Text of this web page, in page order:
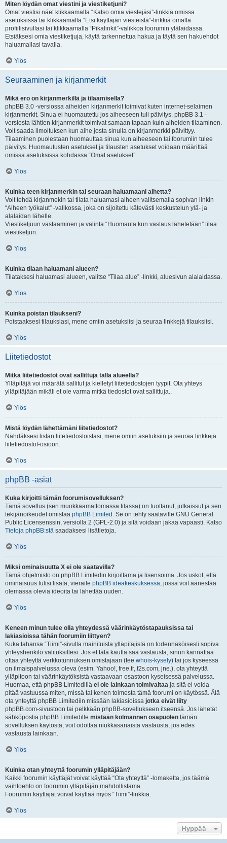
Miten löydän omat viestini ja viestiketjuni?
Omat viestisi näet klikkaamalla “Katso omia viestejäsi”-linkkiä omissa
asetuksissa tai klikkaamalla “Etsi käyttäjän viesteistä”-linkkiä omalla
profiilisivullasi tai klikkaamalla “Pikalinkit”-valikkoa foorumin ylälaidassa.
Etsiäksesi omia viestiketjuja, käytä tarkennettua hakua ja täytä sen hakuehdot
haluamallasi tavalla.
Ylös
Seuraaminen ja kirjanmerkit
Mikä ero on kirjanmerkillä ja tilaamisella?
phpBB 3.0 -versiossa aiheiden kirjanmerkit toimivat kuten internet-selaimen
kirjanmerkit. Sinua ei huomautettu jos aiheeseen tuli päivitys. phpBB 3.1 -
versiosta lähtien kirjanmerkit toimivat samaan tapaan kuin aiheiden tilaaminen.
Voit saada ilmoituksen kun aihe josta sinulla on kirjanmerkki päivittyy.
Tilaaminen puolestaan huomauttaa sinua kun aiheeseen tai foorumiin tulee
päivitys. Huomautusten asetukset ja tilausten asetukset voidaan määrittää
omissa asetuksissa kohdassa “Omat asetukset”.
Ylös
Kuinka teen kirjanmerkin tai seuraan haluamaani aihetta?
Voit tehdä kirjanmekin tai tilata haluamasi aiheen valitsemalla sopivan linkin
“Aiheen työkalut” -valikossa, joka on sijoitettu kätevästi keskustelun ylä- ja
alalaidan lähelle.
Viestiketjuun vastaaminen ja valinta “Huomauta kun vastaus lähetetään” tilaa
viestiketjun.
Ylös
Kuinka tilaan haluamani alueen?
Tilataksesi haluamasi alueen, valitse “Tilaa alue” -linkki, aluesivun alalaidassa.
Ylös
Kuinka poistan tilaukseni?
Poistaaksesi tilauksiasi, mene omiin asetuksiisi ja seuraa linkkejä tilauksiisi.
Ylös
Liitetiedostot
Mitkä liitetiedostot ovat sallittuja tällä alueella?
Ylläpitäjä voi määrätä sallitut ja kielletyt liitetiedostojen tyypit. Ota yhteys
ylläpitäjään mikäli et ole varma mitkä tiedostot ovat sallittuja..
Ylös
Mistä löydän lähettämäni liitetiedostot?
Nähdäksesi listan liitetiedostoistasi, mene omiin asetuksiin ja seuraa linkkejä
liitetiedostot-osioon.
Ylös
phpBB -asiat
Kuka kirjoitti tämän foorumisovelluksen?
Tämä sovellus (sen muokkaamattomassa tilassa) on tuottanut, julkaissut ja sen
tekijänoikeudet omistaa phpBB Limited . Se on tehty saataville GNU General
Public Licensenssin, versiolla 2 (GPL-2.0) ja sitä voidaan jakaa vapaasti. Katso
Tietoja phpBB:stä saadaksesi lisätietoja.
Ylös
Miksi ominaisuutta X ei ole saatavilla?
Tämä ohjelmisto on phpBB Limitedin kirjoittama ja lisensoima. Jos uskot, että
ominaisuus tulisi lisätä, vieraile phpBB ideakeskuksessa, jossa voit äänestää
olemassa olevia ideoita tai lähettää uuden.
Ylös
Keneen minun tulee olla yhteydessä väärinkäytöstapauksissa tai
lakiasioissa tähän foorumiin liittyen?
Kuka tahansa “Tiimi”-sivulla mainituista ylläpitäjistä on todennäköisesti sopiva
yhteyshenkilö valituksillesi. Jos et tätä kautta saa vastausta, sinun kannattaa
ottaa yhteyttä verkkotunnuksen omistajaan (tee whois-kysely) tai jos kyseessä
on ilmaispalvelussa oleva (esim. Yahoo!, free.fr, f2s.com, jne.), ota yhteyttä
ylläpitoon tai väärinkäytöksistä vastaavaan osastoon kyseisessä palvelussa.
Huomaa, että phpBB Limitedillä ei ole lainkaan toimivaltaa ja sitä ei voida
pitää vastuussa miten, missä tai kenen toimesta tämä foorumi on käytössä. Älä
ota yhteyttä phpBB Limitediin missään lakiasioissa jotka eivät liity
phpBB.com-sivustoon tai pelkkään phpBB-sovellukseen itseensä. Jos lähetät
sähköpostia phpBB Limitedille mistään kolmannen osapuolen tämän
sovelluksen käytöstä, voit odottaa niukkasanaista vastausta, jos edes
vastausta lainkaan.
Ylös
Kuinka otan yhteyttä foorumin ylläpitäjään?
Kaikki foorumin käyttäjät voivat käyttää “Ota yhteyttä” -lomaketta, jos täämä
vaihtoehto on foorumin ylläpitäjän mahdollistama.
Foorumin käyttäjät voivat käyttää myös “Tiimi”-linkkiä.
Ylös
Hyppää